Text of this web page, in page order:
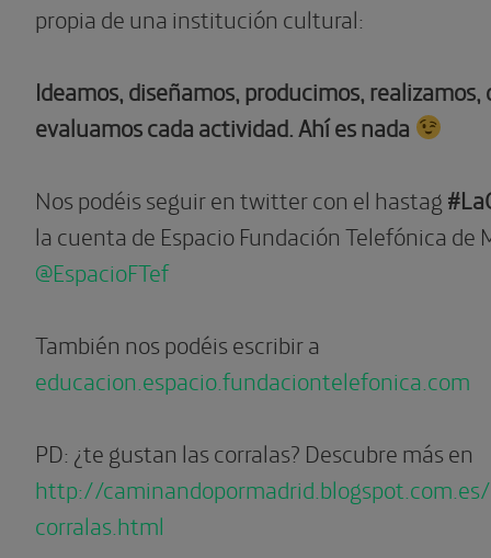
propia de una institución cultural:
Ideamos, diseñamos, producimos,
evaluamos cada actividad. Ahí es nada
Nos podéis seguir en twitter con el hastag
la cuenta de Espacio Fundación Telefónica de
@EspacioFTef
También nos podéis escribir a
educacion.espacio.fundaciontelefonica.com
PD: ¿te gustan las corralas? Descubre más en
http://
corralas.html